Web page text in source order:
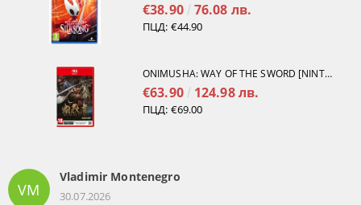
€38.90 76.08 лв.
ПЦД: €44.90
ONIMUSHA: WAY OF THE SWORD [NINTENDO SWITCH 2]
€63.90 124.98 лв.
ПЦД: €69.00
VM
Vladimir Montenegro
30.07.2026